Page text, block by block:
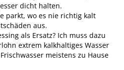
dicht halten.
parkt, wo es nie richtig kalt
aus.
als Ersatz? Ich muss dazu
extrem kalkhaltiges Wasser
meistens zu Hause